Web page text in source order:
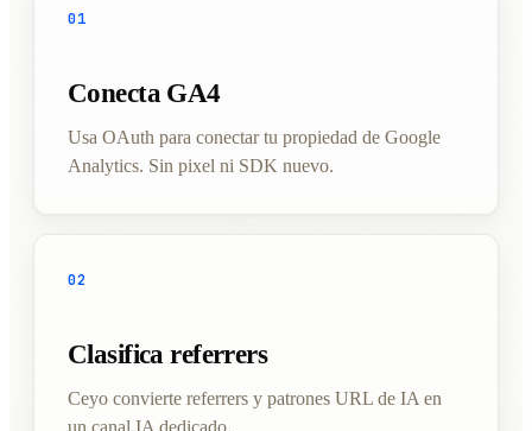
01
Conecta GA4
Usa OAuth para conectar tu propiedad de Google
Analytics. Sin pixel ni SDK nuevo.
02
Clasifica referrers
Ceyo convierte referrers y patrones URL de IA en
un canal IA dedicado.